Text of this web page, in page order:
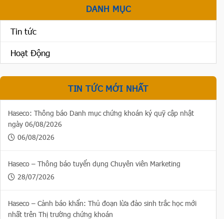
DANH MỤC
Tin tức
Hoạt Động
TIN TỨC MỚI NHẤT
Haseco: Thông báo Danh mục chứng khoán ký quỹ cập nhật
ngày 06/08/2026
06/08/2026
Haseco – Thông báo tuyển dụng Chuyên viên Marketing
28/07/2026
Haseco – Cảnh báo khẩn: Thủ đoạn lừa đảo sinh trắc học mới
nhất trên Thị trường chứng khoán